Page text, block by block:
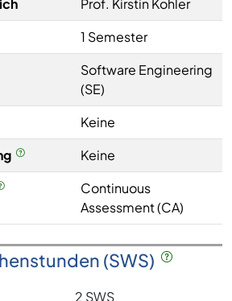
Prof. Kirstin Kohler
1 Semester
Software Engineering
(SE)
Keine
Keine
Continuous
Assessment (CA)
(SWS)
2 SWS